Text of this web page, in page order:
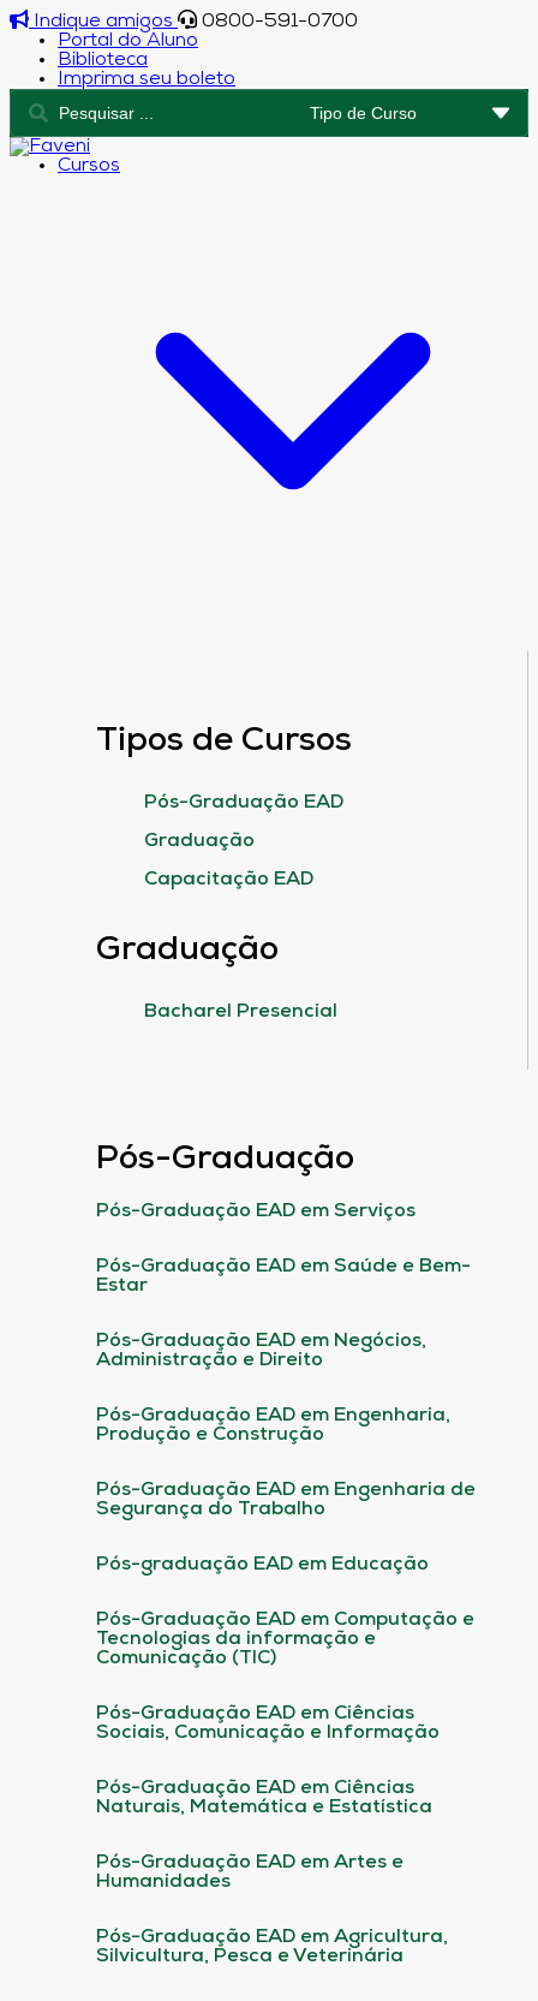
Indique amigos
0800-591-0700
Portal do Aluno
Biblioteca
Imprima seu boleto
Cursos
Tipos de Cursos
Pós-Graduação EAD
Graduação
Capacitação EAD
Graduação
Bacharel Presencial
Pós-Graduação
Pós-Graduação EAD em Serviços
Pós-Graduação EAD em Saúde e Bem-
Estar
Pós-Graduação EAD em Negócios,
Administração e Direito
Pós-Graduação EAD em Engenharia,
Produção e Construção
Pós-Graduação EAD em Engenharia de
Segurança do Trabalho
Pós-graduação EAD em Educação
Pós-Graduação EAD em Computação e
Tecnologias da informação e
Comunicação (TIC)
Pós-Graduação EAD em Ciências
Sociais, Comunicação e Informação
Pós-Graduação EAD em Ciências
Naturais, Matemática e Estatística
Pós-Graduação EAD em Artes e
Humanidades
Pós-Graduação EAD em Agricultura,
Silvicultura, Pesca e Veterinária